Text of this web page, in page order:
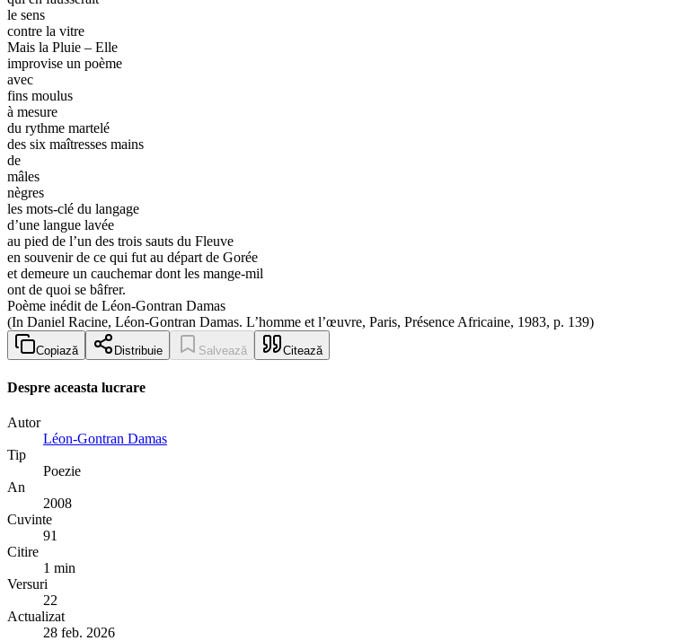
le sens
contre la vitre
Mais la Pluie – Elle
improvise un poème
avec
fins moulus
à mesure
du rythme martelé
des six maîtresses mains
de
mâles
nègres
les mots-clé du langage
d’une langue lavée
au pied de l’un des trois sauts du Fleuve
en souvenir de ce qui fut au départ de Gorée
et demeure un cauchemar dont les mange-mil
ont de quoi se bâfrer.
Poème inédit de Léon-Gontran Damas
(In Daniel Racine, Léon-Gontran Damas. L’homme et l’œuvre, Paris, Présence Africaine, 1983, p. 139)
Copiază Distribuie Salvează Citează
Despre aceasta lucrare
Autor
Léon-Gontran Damas
Tip
Poezie
An
2008
Cuvinte
91
Citire
1 min
Versuri
22
Actualizat
28 feb. 2026